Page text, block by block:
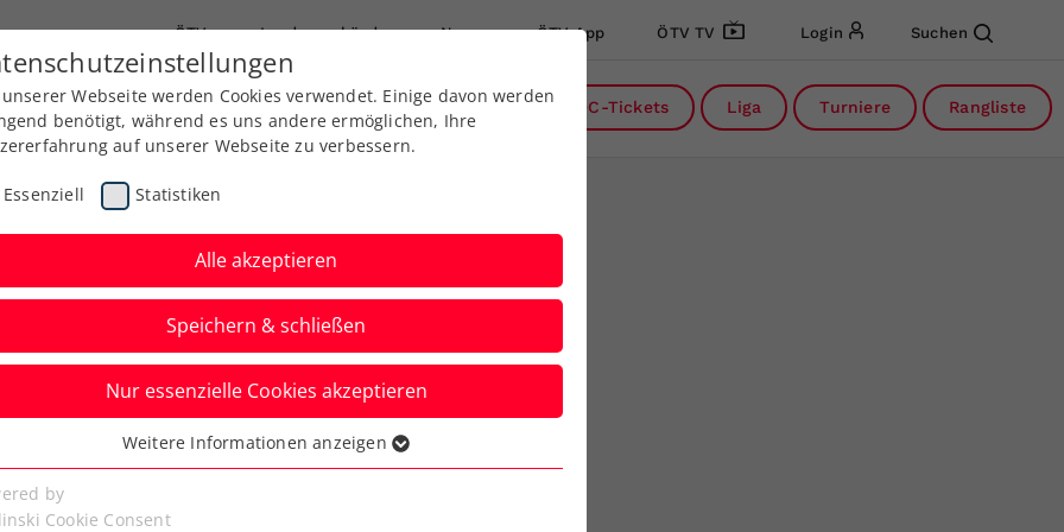
ÖTV Landesverbände News ÖTV App ÖTV TV Login Suchen
Ausbildung Services Über uns DC-Tickets Liga Turniere Rangliste
in die Entscheidung
Webseite werden Cookies verwendet. Einige davon werden
benötigt, während es uns andere ermöglichen, Ihre
auf unserer Webseite zu verbessern.
Essenziell Statistiken
Alle akzeptieren
Speichern & schließen
Nur essenzielle Cookies akzeptieren
Cookies werden für grundlegende Funktionen der
benötigt. Dadurch ist gewährleistet, dass die Webseite
Weitere Informationen anzeigen
by
Cookie Consent